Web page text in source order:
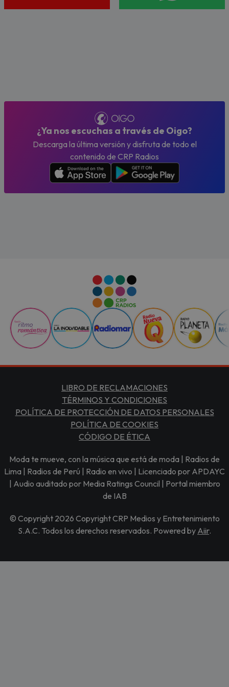
¿Ya nos escuchas a través de Oigo?
Descarga la última versión y disfruta de todo el
contenido de CRP Radios
LIBRO DE RECLAMACIONES
TÉRMINOS Y CONDICIONES
POLÍTICA DE PROTECCIÓN DE DATOS PERSONALES
POLÍTICA DE COOKIES
CÓDIGO DE ÉTICA
Moda te mueve, con la música que está de moda | Radios de
Lima | Radios de Perú | Radio en vivo | Licenciado por APDAYC
| Audio auditado por Media Ratings Council | Portal miembro
de IAB
© Copyright 2026 Copyright CRP Medios y Entretenimiento
S.A.C. Todos los derechos reservados. Powered by Aiir.